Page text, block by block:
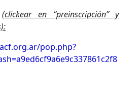
(clickear en “preinscripción” y
pop.php?